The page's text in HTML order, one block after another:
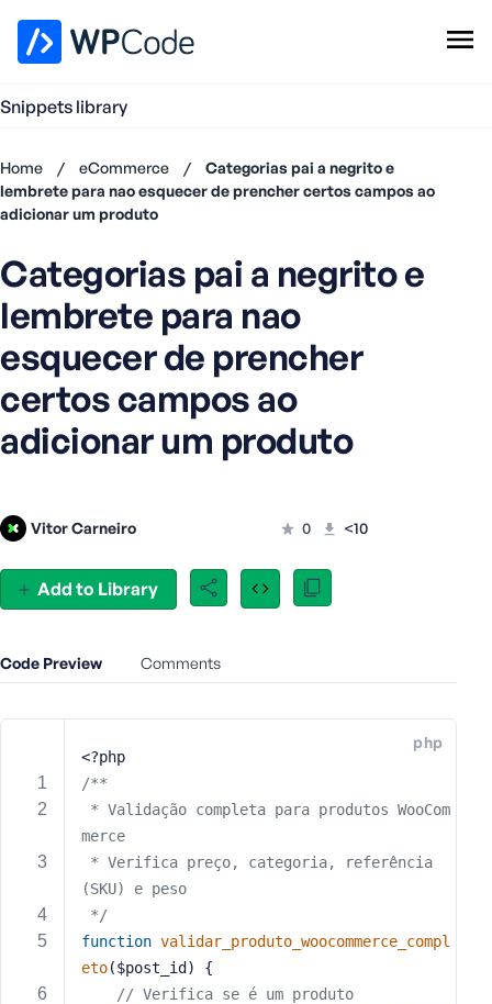
Snippets library
Add Snippet
Home / eCommerce /
Categorias pai a negrito e
lembrete para nao esquecer de prencher certos campos ao
adicionar um produto
Add to Library
Categorias pai a negrito e
lembrete para nao
esquecer de prencher
certos campos ao
adicionar um produto
Vitor Carneiro 0 <10
Code Preview Comments
php
<?php
/**
merce
(SKU) e peso
*/
function validar_produto_woocommerce_compl
eto($post_id)
{
// Verifica se é um produto
account?
Register
now
s
e
r
n
o
E
m
i
l
r
e
a